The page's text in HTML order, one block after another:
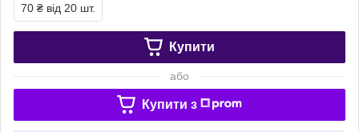
70 ₴ від 20 шт.
Купити
або
Купити з